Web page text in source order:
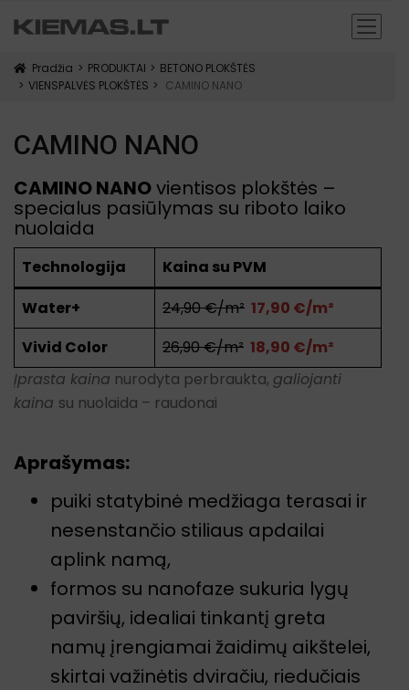
icon
Pradžia PRODUKTAI
BETONO PLOKŠTĖS
VIENSPALVĖS PLOKŠTĖS
CAMINO NANO
CAMINO NANO
CAMINO NANOvientisos plokštės –
specialus pasiūlymas su riboto laiko
nuolaida
Technologija
Kaina su PVM
Water+
24,90 €/m² 17,90 €/m²
Vivid Color
26,90 €/m² 18,90 €/m²
Įprasta kaina nurodyta perbraukta, galiojanti
kaina su nuolaida – raudonai
Aprašymas:
puiki statybinė medžiaga terasai ir
nesenstančio stiliaus apdailai
aplink namą,
formos su nanofaze sukuria lygų
paviršių, idealiai tinkantį greta
namų įrengiamai žaidimų aikštelei,
skirtai važinėtis dviračiu, riedučiais